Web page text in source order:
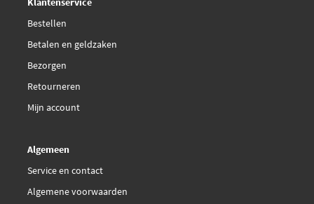
Bestellen
Betalen en geldzaken
Bezorgen
Retourneren
Mijn account
Algemeen
Service en contact
Algemene voorwaarden